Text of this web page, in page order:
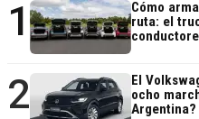
1
Cómo
ruta: el
2
El
ocho
Argentina?